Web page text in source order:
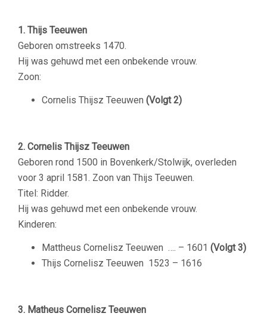
1. Thijs Teeuwen
Geboren omstreeks 1470.
Hij was gehuwd met een onbekende vrouw.
Zoon:
Cornelis Thijsz Teeuwen (Volgt 2)
2. Cornelis Thijsz Teeuwen
Geboren rond 1500 in Bovenkerk/Stolwijk, overleden
voor 3 april 1581. Zoon van Thijs Teeuwen.
Titel: Ridder.
Hij was gehuwd met een onbekende vrouw.
Kinderen:
Mattheus Cornelisz Teeuwen …. – 1601 (Volgt 3)
Thijs Cornelisz Teeuwen 1523 – 1616
3. Matheus Cornelisz Teeuwen